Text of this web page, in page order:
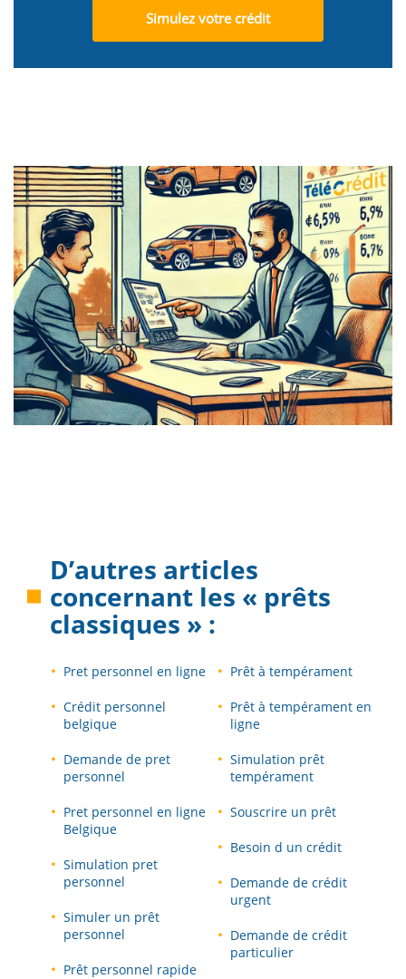
Simulez votre crédit
D’autres articles
concernant les « prêts
classiques » :
Pret personnel en ligne
Crédit personnel
belgique
Demande de pret
personnel
Pret personnel en ligne
Belgique
Simulation pret
personnel
Simuler un prêt
personnel
Prêt personnel rapide
Prêt à tempérament
Prêt à tempérament en
ligne
Simulation prêt
tempérament
Souscrire un prêt
Besoin d un crédit
Demande de crédit
urgent
Demande de crédit
particulier